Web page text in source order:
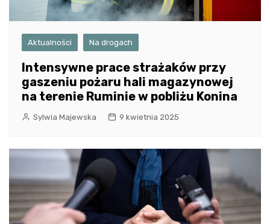
Aktualności Na drogach
Intensywne prace strażaków przy
gaszeniu pożaru hali magazynowej
na terenie Ruminie w pobliżu Konina
Sylwia Majewska 9 kwietnia 2025